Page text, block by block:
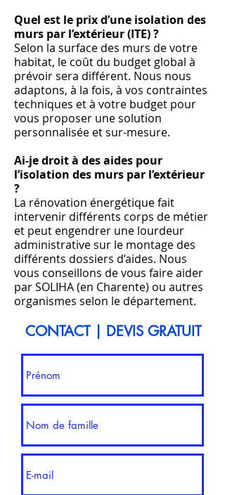
Quel est le prix d’une isolation des
murs par l’extérieur (ITE) ?
Selon la surface des murs de votre
habitat, le coût du budget global à
prévoir sera différent. Nous nous
adaptons, à la fois, à vos contraintes
techniques et à votre budget pour
vous proposer une solution
personnalisée et sur-mesure.
Ai-je droit à des aides pour
l’isolation des murs par l’extérieur
?
La rénovation énergétique fait
intervenir différents corps de métier
et peut engendrer une lourdeur
administrative sur le montage des
différents dossiers d’aides. Nous
vous conseillons de vous faire aider
par SOLIHA (en Charente) ou autres
organismes selon le département.
CONTACT | DEVIS GRATUIT